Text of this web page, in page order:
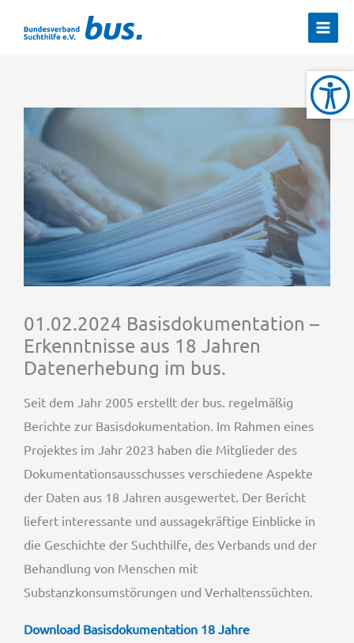
Inhalt
01.02.2024 Basisdokumentation –
Erkenntnisse aus 18 Jahren
Datenerhebung im bus.
Seit dem Jahr 2005 erstellt der bus. regelmäßig
Berichte zur Basisdokumentation. Im Rahmen eines
Projektes im Jahr 2023 haben die Mitglieder des
Dokumentationsausschusses verschiedene Aspekte
der Daten aus 18 Jahren ausgewertet. Der Bericht
liefert interessante und aussagekräftige Einblicke in
die Geschichte der Suchthilfe, des Verbands und der
Behandlung von Menschen mit
Substanzkonsumstörungen und Verhaltenssüchten.
Download Basisdokumentation 18 Jahre